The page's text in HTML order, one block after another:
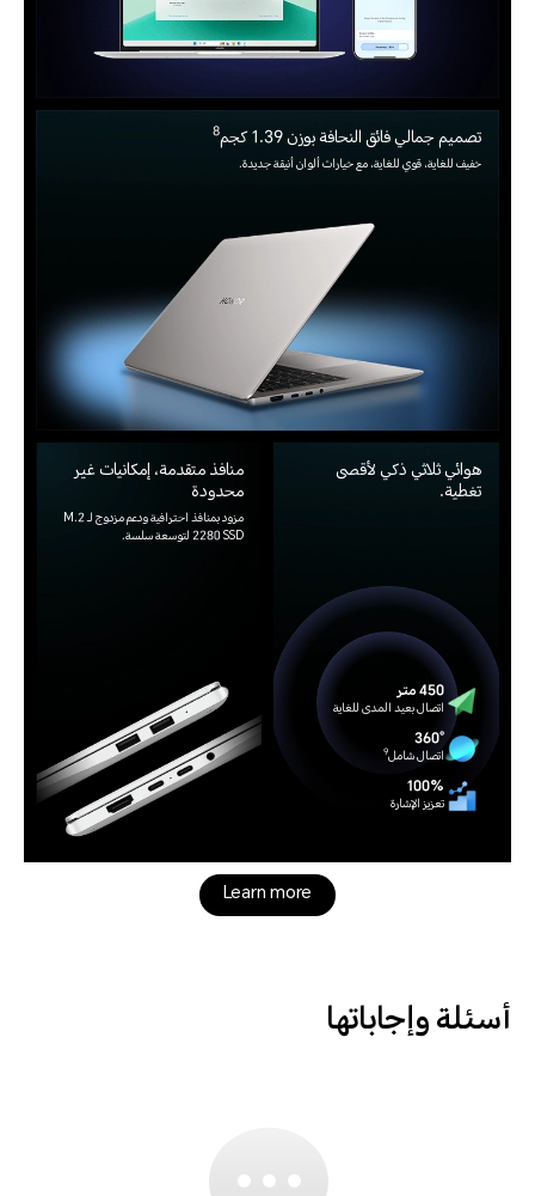
تصميم جمالي فائق النحافة بوزن 1.39 كجم 8
خفيف للغاية، قوي للغاية، مع خيارات ألوان أنيقة جديدة.
هوائي ثلاثي ذكي لأقصى
تغطية.
450 متر
اتصال بعيد المدى للغاية
360°
اتصال شامل9
100%
تعزيز الإشارة
منافذ متقدمة، إمكانيات غير
محدودة
مزود بمنافذ احترافية ودعم مزدوج لـ M.2
2280 SSD لتوسعة سلسة.
Learn more
أسئلة وإجاباتها